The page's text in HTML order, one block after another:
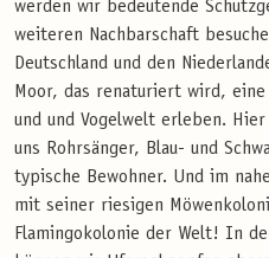
werden wir bedeutende
weiteren Nachbarschaft
Deutschland und den
Moor, das renaturiert wird,
und und Vogelwelt erleben.
uns Rohrsänger, Blau- und
typische Bewohner. Und im
mit seiner riesigen
Flamingokolonie der Welt! In